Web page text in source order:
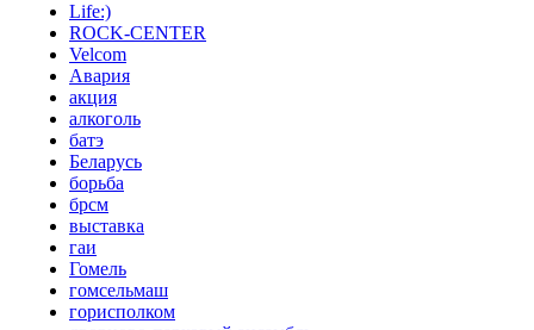
Life:)
ROCK-CENTER
Velcom
Авария
акция
алкоголь
батэ
Беларусь
борьба
брсм
выставка
гаи
Гомель
гомсельмаш
горисполком